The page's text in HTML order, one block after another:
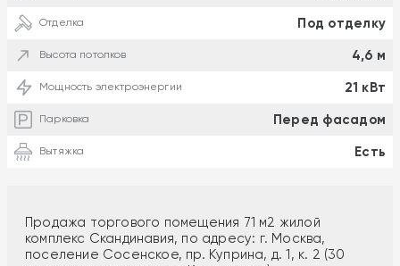
Отделка Под отделку
Высота потолков 4,6 м
Мощность электроэнергии 21 кВт
Парковка Перед фасадом
Вытяжка Есть
Продажа торгового помещения 71 м2 жилой
комплекс Скандинавия, по адресу: г. Москва,
поселение Сосенское, пр. Куприна, д. 1, к. 2 (30